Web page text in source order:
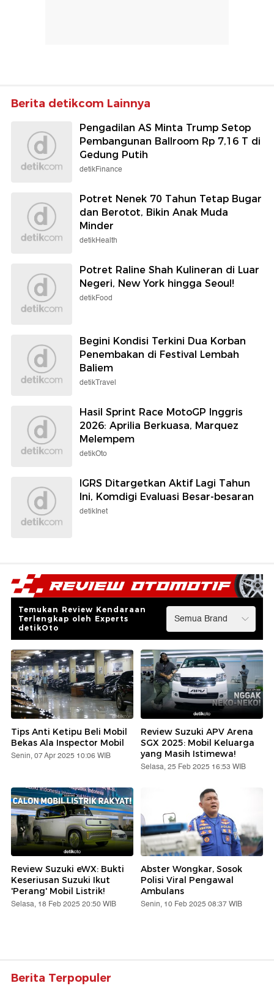
Berita detikcom Lainnya
Pengadilan AS Minta Trump Setop
Pembangunan Ballroom Rp 7,16 T di
Gedung Putih
detikFinance
Potret Nenek 70 Tahun Tetap Bugar
dan Berotot, Bikin Anak Muda
Minder
detikHealth
Potret Raline Shah Kulineran di Luar
Negeri, New York hingga Seoul!
detikFood
Begini Kondisi Terkini Dua Korban
Penembakan di Festival Lembah
Baliem
detikTravel
Hasil Sprint Race MotoGP Inggris
2026: Aprilia Berkuasa, Marquez
Melempem
detikOto
IGRS Ditargetkan Aktif Lagi Tahun
Ini, Komdigi Evaluasi Besar-besaran
detikInet
Temukan Review Kendaraan
Terlengkap oleh Experts
detikOto
Tips Anti Ketipu Beli Mobil
Bekas Ala Inspector Mobil
Senin, 07 Apr 2025 10:06 WIB
Review Suzuki APV Arena
SGX 2025: Mobil Keluarga
yang Masih Istimewa!
Selasa, 25 Feb 2025 16:53 WIB
Review Suzuki eWX: Bukti
Keseriusan Suzuki Ikut
'Perang' Mobil Listrik!
Selasa, 18 Feb 2025 20:50 WIB
Abster Wongkar, Sosok
Polisi Viral Pengawal
Ambulans
Senin, 10 Feb 2025 08:37 WIB
Berita Terpopuler